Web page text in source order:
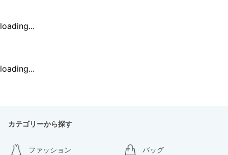
loading...
loading...
カテゴリーから探す
ファッション バッグ